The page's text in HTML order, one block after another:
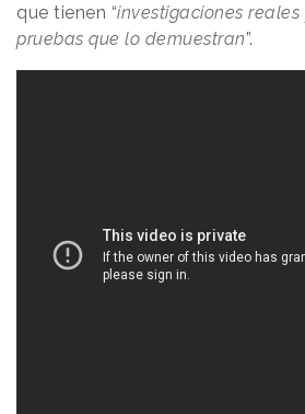
que tienen “investigaciones
pruebas que lo demuestran”.